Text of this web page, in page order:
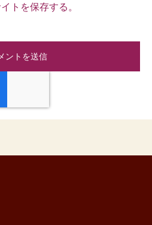
トを保存する。